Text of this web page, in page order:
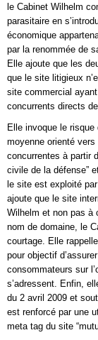
le Cabinet Wilhelm
parasitaire en
économique
par la renommée de
Elle ajoute que les
que le site litigieux
site commercial
concurrents directs
Elle invoque le
moyenne orienté
concurrentes à partir
civile de la défense”
le site est exploité
ajoute que le site
Wilhelm et non pas à
nom de domaine, le
courtage. Elle
pour objectif
consommateurs sur
s’adressent. Enfin,
du 2 avril 2009 et
est renforcé par une
meta tag du site